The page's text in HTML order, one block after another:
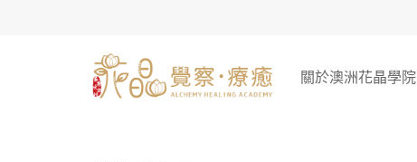
關於澳洲花晶學院